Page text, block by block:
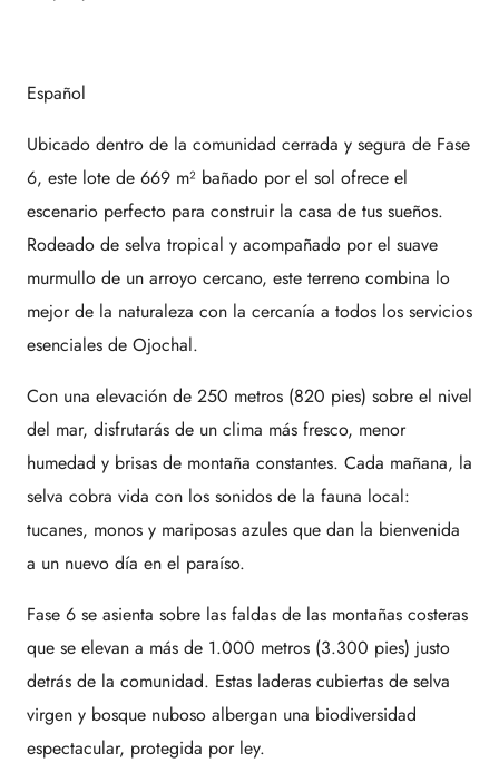
Español
Ubicado dentro de la comunidad cerrada y segura de Fase
6, este lote de 669 m² bañado por el sol ofrece el
escenario perfecto para construir la casa de tus sueños.
Rodeado de selva tropical y acompañado por el suave
murmullo de un arroyo cercano, este terreno combina lo
mejor de la naturaleza con la cercanía a todos los servicios
esenciales de Ojochal.
Con una elevación de 250 metros (820 pies) sobre el nivel
del mar, disfrutarás de un clima más fresco, menor
humedad y brisas de montaña constantes. Cada mañana, la
selva cobra vida con los sonidos de la fauna local:
tucanes, monos y mariposas azules que dan la bienvenida
a un nuevo día en el paraíso.
Fase 6 se asienta sobre las faldas de las montañas costeras
que se elevan a más de 1.000 metros (3.300 pies) justo
detrás de la comunidad. Estas laderas cubiertas de selva
virgen y bosque nuboso albergan una biodiversidad
espectacular, protegida por ley.